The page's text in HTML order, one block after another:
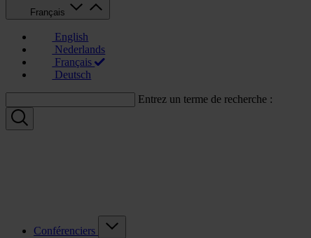
Français
English
Nederlands
Français
Deutsch
Entrez un terme de recherche :
Conférenciers